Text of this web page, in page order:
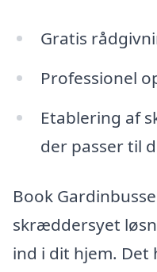
Gratis
Professionel
Etablering af
der passer til
Book
skræddersyet
ind i dit hjem.